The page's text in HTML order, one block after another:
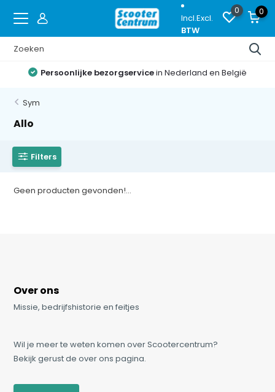
Incl.Excl.
BTW
0 0
Persoonlijke bezorgservicein Nederland en België
Sym
Allo
Filters
Geen producten gevonden!...
Over ons
Missie, bedrijfshistorie en feitjes
Wil je meer te weten komen over Scootercentrum?
Bekijk gerust de over ons pagina.